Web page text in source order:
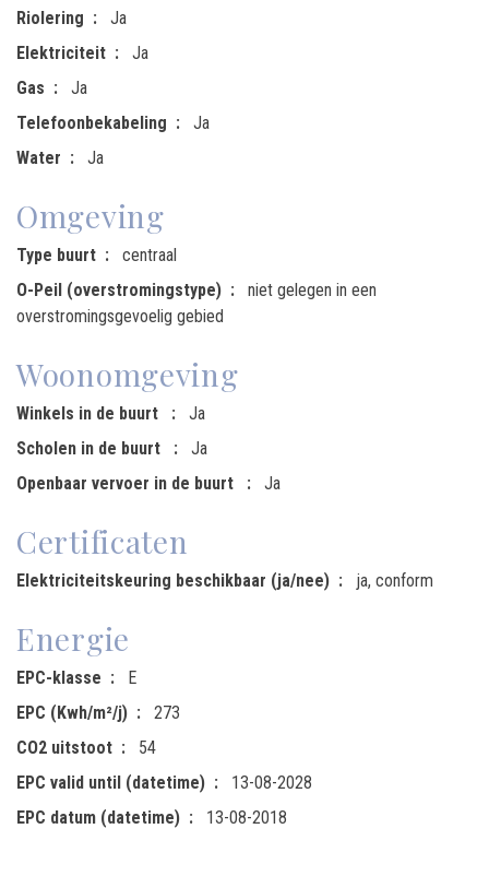
Riolering
Ja
Elektriciteit
Ja
Gas
Ja
Telefoonbekabeling
Ja
Water
Ja
Omgeving
Type buurt
centraal
O-Peil (overstromingstype)
niet gelegen in een
overstromingsgevoelig gebied
Woonomgeving
Winkels in de buurt
Ja
Scholen in de buurt
Ja
Openbaar vervoer in de buurt
Ja
Certificaten
Elektriciteitskeuring beschikbaar (ja/nee) ja, conform
Energie
EPC-klasse
E
EPC (Kwh/m²/j)
273
CO2 uitstoot
54
EPC valid until (datetime)
13-08-2028
EPC datum (datetime)
13-08-2018